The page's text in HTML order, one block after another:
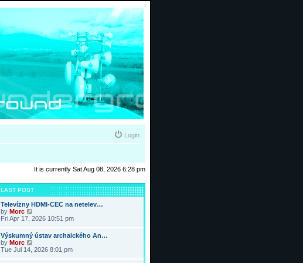
Login
It is currently Sat Aug 08, 2026 6:28 pm
LAST POST
Televízny HDMI-CEC na netelev…
by Morc
i
w
t
h
e
Fri Apr 17, 2026 10:51 pm
Výskumný ústav archaického An…
by Morc
i
Tue Jul 14, 2026 8:01 pm